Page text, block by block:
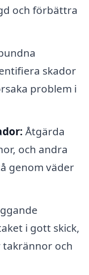
och förbättra
skador
problem i
Åtgärda
och andra
genom väder
i gott skick,
takrännor och